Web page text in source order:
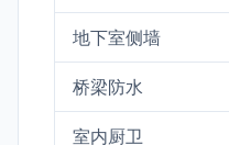
地下室侧墙
桥梁防水
室内厨卫